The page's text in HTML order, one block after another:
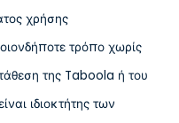
χρήσης
τρόπο χωρίς
της Taboola ή του
ιδιοκτήτης των